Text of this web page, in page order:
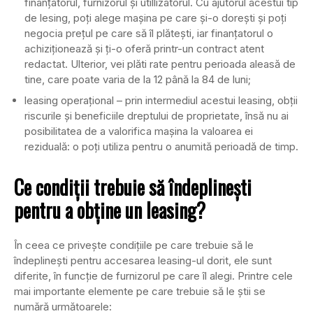
finanțatorul, furnizorul și utillizatorul. Cu ajutorul acestui tip
de lesing, poți alege mașina pe care și-o dorești și poți
negocia prețul pe care să îl plătești, iar finanțatorul o
achiziționează și ți-o oferă printr-un contract atent
redactat. Ulterior, vei plăti rate pentru perioada aleasă de
tine, care poate varia de la 12 până la 84 de luni;
leasing operațional – prin intermediul acestui leasing, obții
riscurile și beneficiile dreptului de proprietate, însă nu ai
posibilitatea de a valorifica mașina la valoarea ei
reziduală: o poți utiliza pentru o anumită perioadă de timp.
Ce condiții trebuie să îndeplinești
pentru a obține un leasing?
În ceea ce privește condițiile pe care trebuie să le
îndeplinești pentru accesarea leasing-ul dorit, ele sunt
diferite, în funcție de furnizorul pe care îl alegi. Printre cele
mai importante elemente pe care trebuie să le știi se
numără următoarele: